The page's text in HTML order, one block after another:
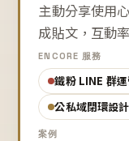
主動分享使用
成貼文，互動
ENCORE 服務
鐵粉 LINE 群
公私域閉環設計
案例